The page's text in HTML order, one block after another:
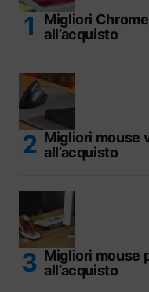
Migliori
all’acquisto
Migliori mouse
all’acquisto
Migliori mouse
all’acquisto